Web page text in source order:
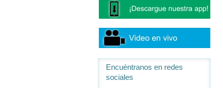
Encuéntranos en redes
sociales